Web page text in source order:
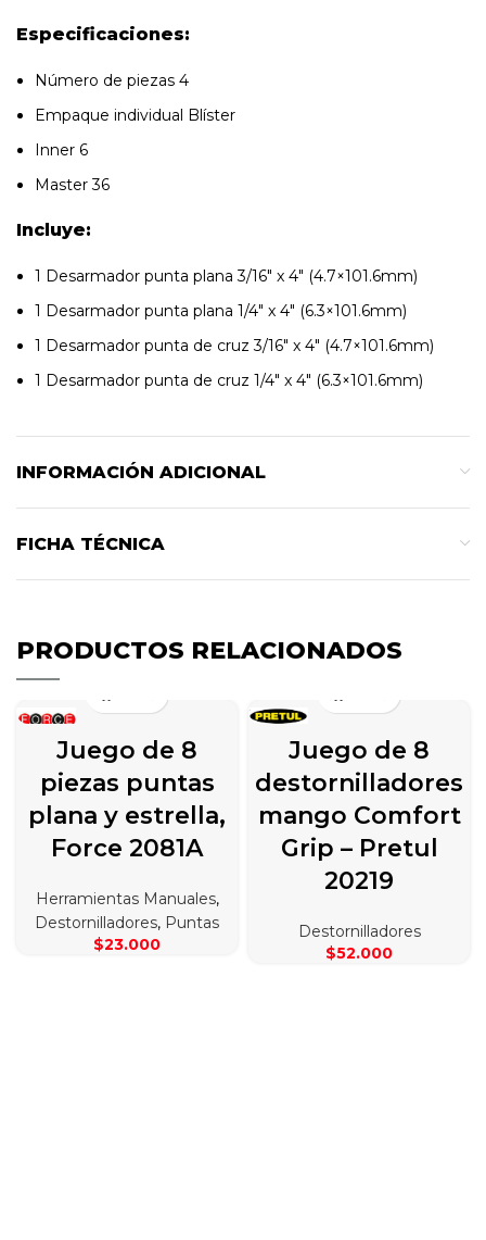
Especificaciones:
Número de piezas 4
Empaque individual Blíster
Inner 6
Master 36
Incluye:
1 Desarmador punta plana 3/16″ x 4″ (4.7×101.6mm)
1 Desarmador punta plana 1/4″ x 4″ (6.3×101.6mm)
1 Desarmador punta de cruz 3/16″ x 4″ (4.7×101.6mm)
1 Desarmador punta de cruz 1/4″ x 4″ (6.3×101.6mm)
INFORMACIÓN ADICIONAL
FICHA TÉCNICA
PRODUCTOS RELACIONADOS
Juego de 8
piezas puntas
plana y estrella,
Force 2081A
Herramientas Manuales,
Destornilladores, Puntas
$23.000
Juego de 8
destornilladores
mango Comfort
Grip – Pretul
20219
Destornilladores
$52.000